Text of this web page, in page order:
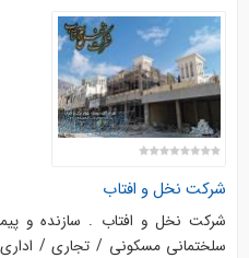
شرکت نخل و افتاب
شرکت نخل و افتاب . سازنده و